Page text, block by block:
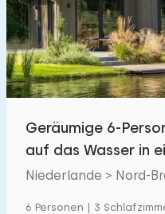
Geräumige 6-
auf das Wasser in
Oirschot
Niederlande > Nord-
6 Personen | 3